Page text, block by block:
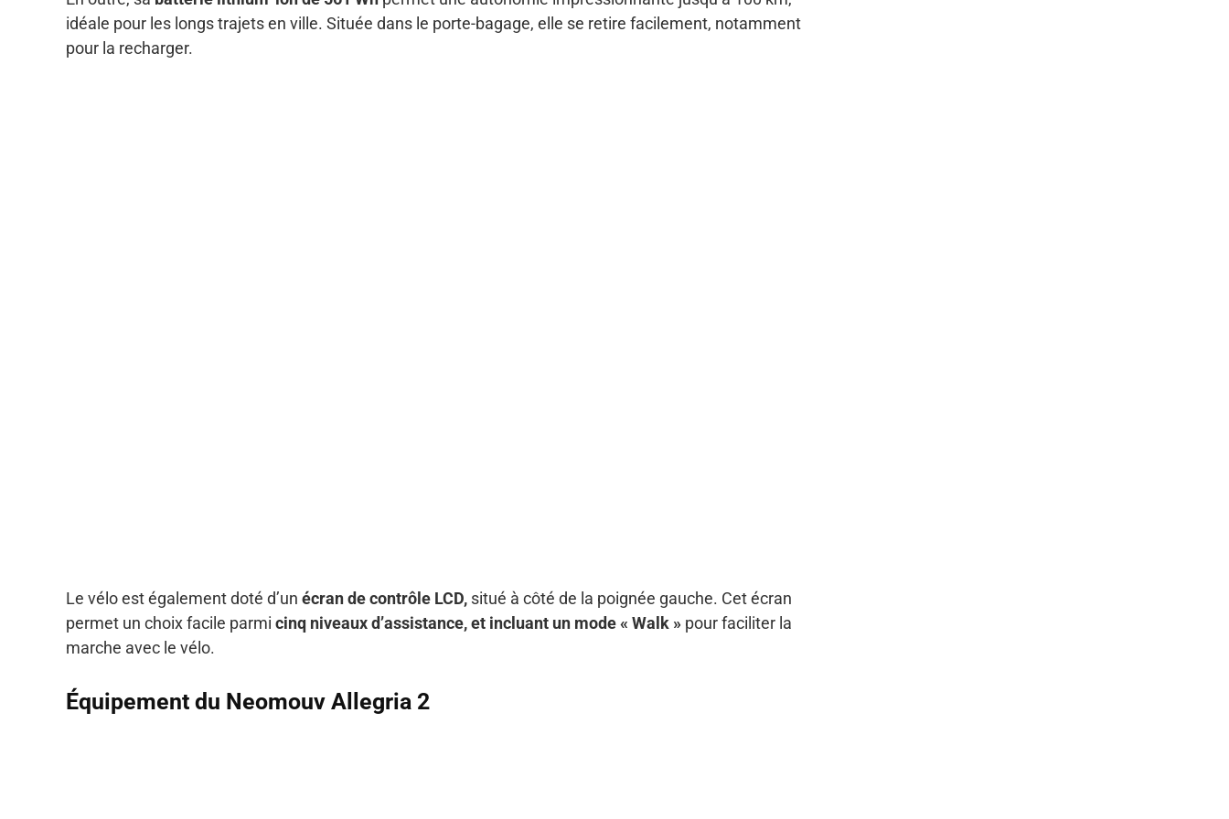
idéale pour les longs trajets en ville. Située dans le porte-bagage, elle se retire facilement, notamment
pour la recharger.
Le vélo est également doté d’un écran de contrôle LCD, situé à côté de la poignée gauche. Cet écran
permet un choix facile parmi cinq niveaux d’assistance, et incluant un mode « Walk » pour faciliter la
marche avec le vélo.
Équipement du Neomouv Allegria 2